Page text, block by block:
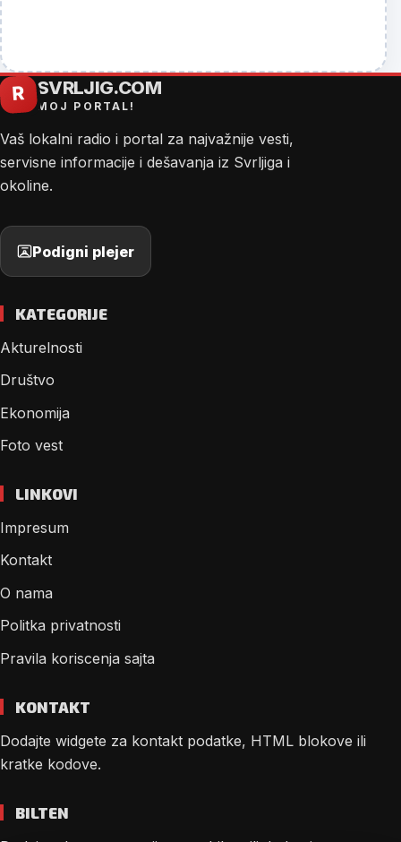
R SVRLJIG.COM
MOJ PORTAL!
Vaš lokalni radio i portal za najvažnije vesti,
servisne informacije i dešavanja iz Svrljiga i
okoline.
Podigni plejer
KATEGORIJE
Akturelnosti
Društvo
Ekonomija
Foto vest
LINKOVI
Impresum
Kontakt
O nama
Politka privatnosti
Pravila koriscenja sajta
KONTAKT
Dodajte widgete za kontakt podatke, HTML blokove ili
kratke kodove.
BILTEN